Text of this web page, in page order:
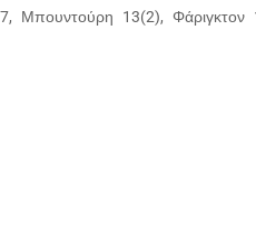
Μπουντούρη 13(2),